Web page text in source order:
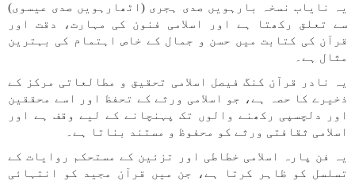
یہ نایاب نسخہ بارہویں صدی ہجری (اٹھارہویں صدی عیسوی)
سے تعلق رکھتا ہے اور اسلامی فنون کی مہارت، دقت اور
قرآن کی کتابت میں حسن و جمال کے خاص اہتمام کی بہترین
مثال ہے۔
یہ نادر قرآن کنگ فیصل اسلامی تحقیق و مطالعاتی مرکز کے
ذخیرے کا حصہ ہے، جو اسلامی ورثے کے تحفظ اور اسے محققین
اور دلچسپی رکھنے والوں تک پہنچانے کے لیے وقف ہے اور
اسلامی ثقافتی ورثے کو محفوظ و مستند بناتا ہے۔
یہ فن پارہ اسلامی خطاطی اور تزئین کے مستحکم روایات کے
تسلسل کو ظاہر کرتا ہے، جن میں قرآن مجید کو انتہائی